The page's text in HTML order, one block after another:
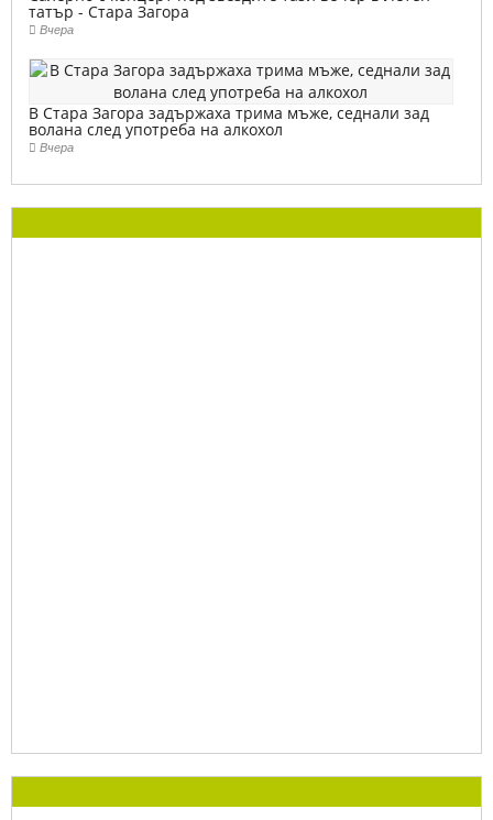
татър - Стара Загора
Вчера
В Стара Загора задържаха трима мъже, седнали зад
волана след употреба на алкохол
Вчера